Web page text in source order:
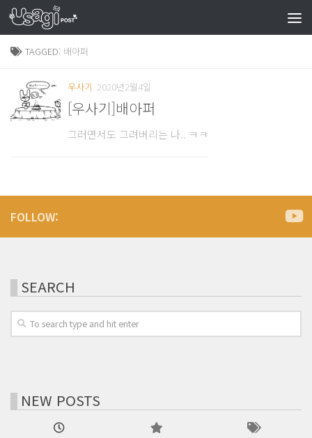
TAGGED: 배아퍼
우사기 2020년2월4일
[우사기]배아퍼
그러면서도 그려버리는 나.. ㅋㅋ
FOLLOW:
SEARCH
NEW POSTS